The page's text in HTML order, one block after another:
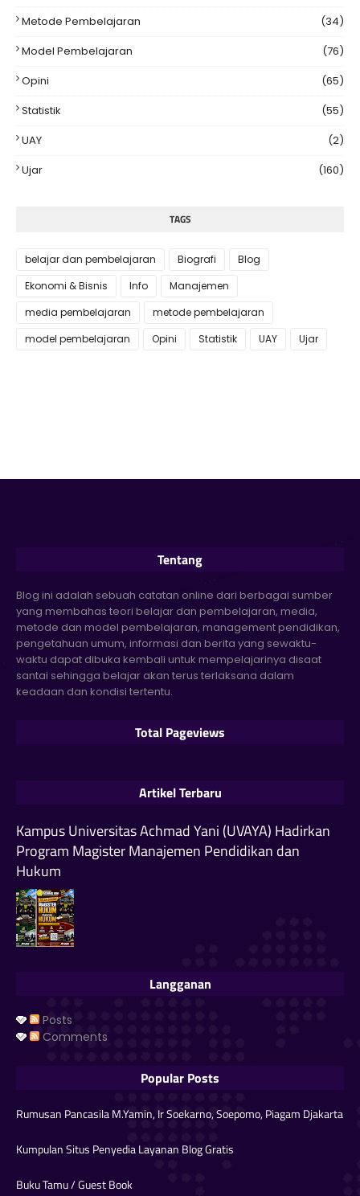
Metode Pembelajaran
(34)
Model Pembelajaran
(76)
Opini
(65)
Statistik
(55)
UAY
(2)
Ujar
(160)
TAGS
belajar dan pembelajaran Biografi
Blog
Ekonomi & Bisnis
Info
Manajemen
media pembelajaran
metode pembelajaran
model pembelajaran
Opini Statistik UAY Ujar
Tentang
Blog ini adalah sebuah catatan online dari berbagai sumber
yang membahas teori belajar dan pembelajaran, media,
metode dan model pembelajaran, management pendidikan,
pengetahuan umum, informasi dan berita yang sewaktu-
waktu dapat dibuka kembali untuk mempelajarinya disaat
santai sehingga belajar akan terus terlaksana dalam
keadaan dan kondisi tertentu.
Total Pageviews
Artikel Terbaru
Kampus Universitas Achmad Yani (UVAYA) Hadirkan
Program Magister Manajemen Pendidikan dan
Hukum
Langganan
Posts
Comments
Popular Posts
Rumusan Pancasila M.Yamin, Ir Soekarno, Soepomo, Piagam Djakarta
Kumpulan Situs Penyedia Layanan Blog Gratis
Buku Tamu / Guest Book